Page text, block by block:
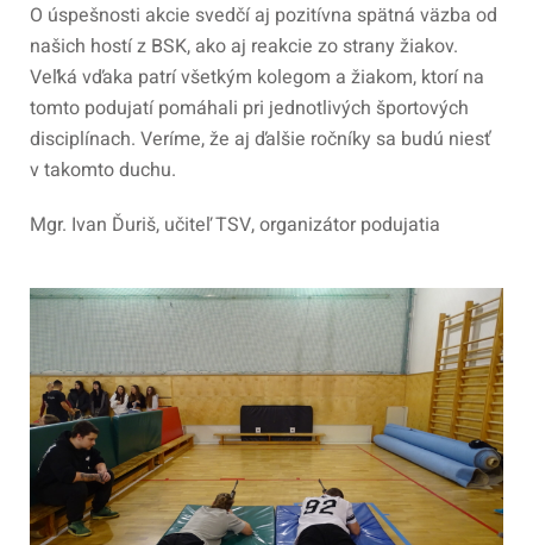
O úspešnosti akcie svedčí aj pozitívna spätná väzba od
našich hostí z BSK, ako aj reakcie zo strany žiakov.
Veľká vďaka patrí všetkým kolegom a žiakom, ktorí na
tomto podujatí pomáhali pri jednotlivých športových
disciplínach. Veríme, že aj ďalšie ročníky sa budú niesť
v takomto duchu.
Mgr. Ivan Ďuriš, učiteľ TSV, organizátor podujatia